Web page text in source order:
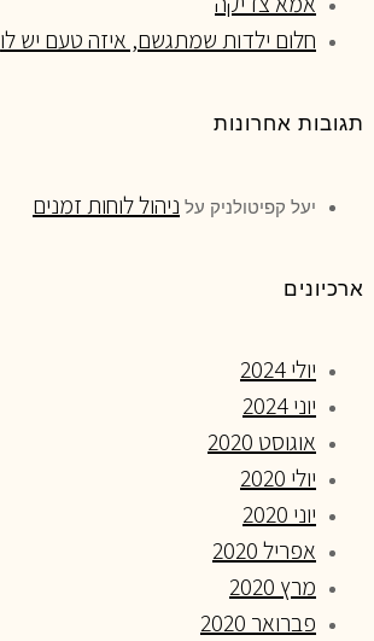
חלום ילדות שמתגשם, איזה טעם יש לו
תגובות אחרונות
יעל קפיטולניק על ניהול לוחות זמנים
ארכיונים
יולי 2024
יוני 2024
אוגוסט 2020
יולי 2020
יוני 2020
אפריל 2020
מרץ 2020
פברואר 2020